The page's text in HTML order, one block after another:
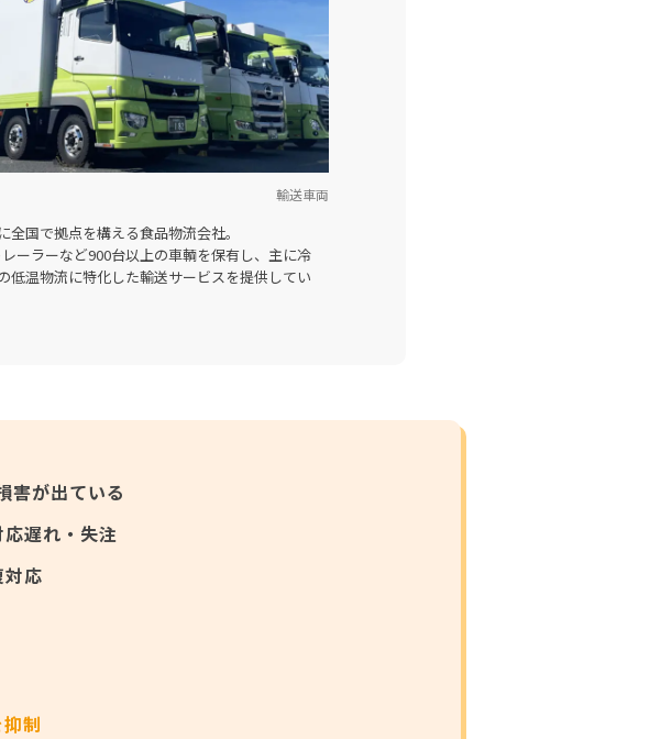
輸送車両
全国で拠点を構える食品物流会社。
ーラーなど900台以上の車輌を保有し、主に冷
低温物流に特化した輸送サービスを提供してい
害が出ている
遅れ・失注
応
制